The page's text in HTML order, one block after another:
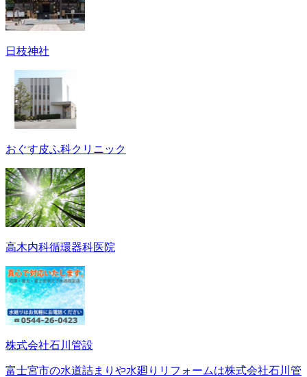
日枝神社
おぐす皮ふ科クリニック
高木内科循環器科医院
株式会社石川管設
富士宮市の水道詰まりや水廻りリフォームは株式会社石川管